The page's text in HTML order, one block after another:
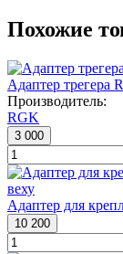
Похожие
Адаптер трегера
Производитель:
RGK
3 000
Адаптер для
10 200